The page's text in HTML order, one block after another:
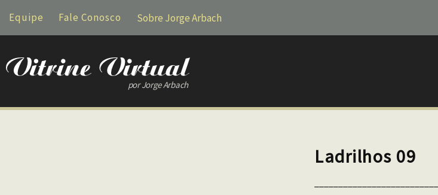
Equipe Fale Conosco Sobre Jorge Arbach
por Jorge Arbach
Ladrilhos 09